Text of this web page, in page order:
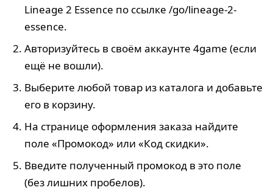
Lineage 2 Essence по ссылке /go/lineage-2-
essence.
Авторизуйтесь в своём аккаунте 4game (если
ещё не вошли).
Выберите любой товар из каталога и добавьте
его в корзину.
На странице оформления заказа найдите
поле «Промокод» или «Код скидки».
Введите полученный промокод в это поле
(без лишних пробелов).